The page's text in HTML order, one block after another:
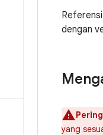
dengan
yang